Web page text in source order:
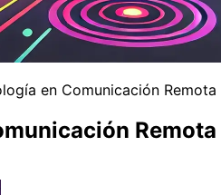
en Comunicación Remota
Remota